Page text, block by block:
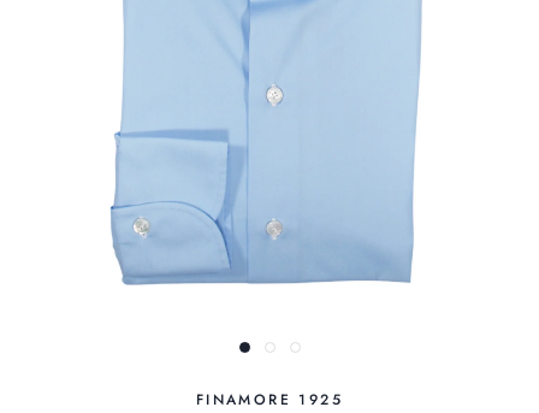
FINAMORE 1925